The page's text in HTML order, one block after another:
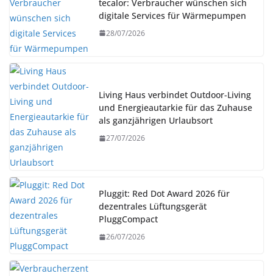
tecalor: Verbraucher wünschen sich
digitale Services für Wärmepumpen
28/07/2026
Living Haus verbindet Outdoor-Living
und Energieautarkie für das Zuhause
als ganzjährigen Urlaubsort
27/07/2026
Pluggit: Red Dot Award 2026 für
dezentrales Lüftungsgerät
PluggCompact
26/07/2026